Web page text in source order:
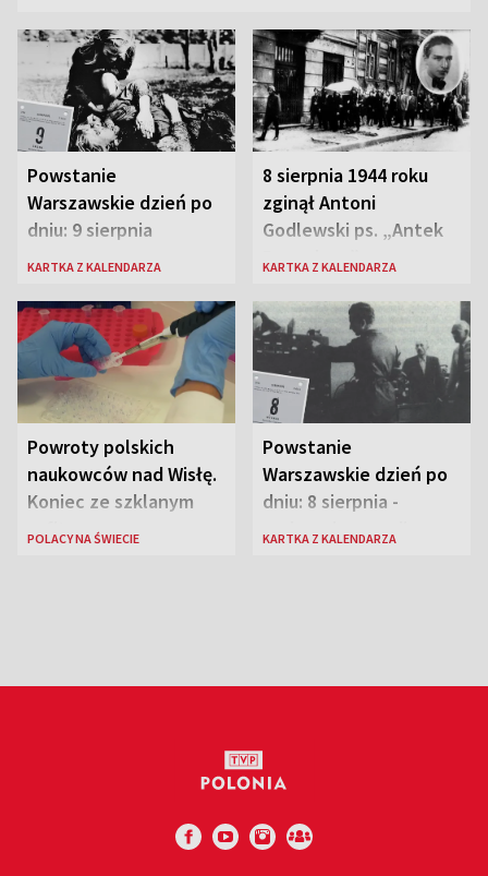
Powstanie
Warszawskie dzień po
dniu: 9 sierpnia
KARTKA Z KALENDARZA
8 sierpnia 1944 roku
zginął Antoni
Godlewski ps. „Antek
Rozpylacz”
KARTKA Z KALENDARZA
Powroty polskich
naukowców nad Wisłę.
Koniec ze szklanym
sufitem
POLACY NA ŚWIECIE
Powstanie
Warszawskie dzień po
dniu: 8 sierpnia -
rozbrzmiewa radio
KARTKA Z KALENDARZA